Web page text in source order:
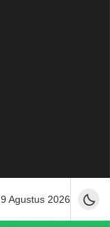
9 Agustus 2026